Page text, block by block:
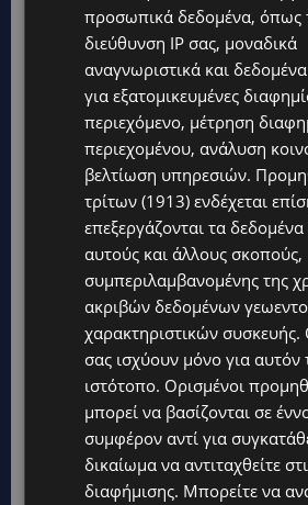
Topics
UPDATES
ΙΣΑΑΚ-ΣΟΛΩΜΟΥ: Κλείνουν συμβολικά
Παρασκευή – Πού και τι ώρα θα γίνουν
προσωπικά δεδομένα, όπως
διεύθυνση IP σας, μοναδικά
αναγνωριστικά και
για εξατομικευμένες
περιεχόμενο, μέτρηση
περιεχομένου, ανάλυση
βελτίωση υπηρεσιών.
τρίτων (1913) ενδέχεται
επεξεργάζονται τα δεδομένα
αυτούς και άλλους σκοπούς,
συμπεριλαμβανομένης της
ακριβών δεδομένων
χαρακτηριστικών συσκευής.
σας ισχύουν μόνο για αυτόν
ιστότοπο. Ορισμένοι
μπορεί να βασίζονται σε
συμφέρον αντί για
δικαίωμα να αντιταχθείτε
διαφήμισης. Μπορείτε να